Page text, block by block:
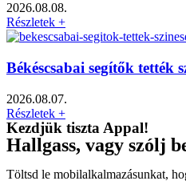
2026.08.08.
Részletek +
Békéscsabai segítők tették
2026.08.07.
Részletek +
Kezdjük tiszta Appal!
Hallgass, vagy szólj
Töltsd le mobilalkalmazásunkat,